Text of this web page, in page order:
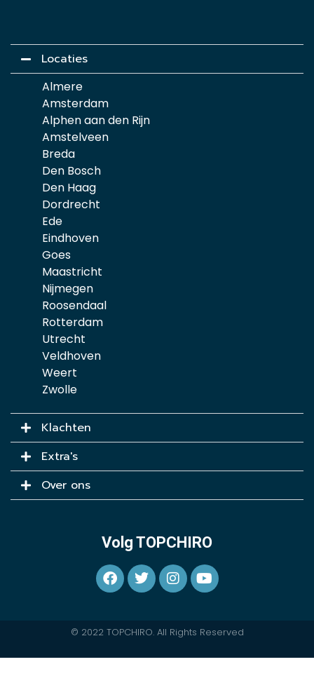
Locaties
Almere
Amsterdam
Alphen aan den Rijn
Amstelveen
Breda
Den Bosch
Den Haag
Dordrecht
Ede
Eindhoven
Goes
Maastricht
Nijmegen
Roosendaal
Rotterdam
Utrecht
Veldhoven
Weert
Zwolle
Klachten
Extra's
Over ons
Volg TOPCHIRO
© 2022 TOPCHIRO. All Rights Reserved